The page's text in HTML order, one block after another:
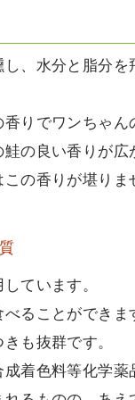
、水分と脂分を
りでワンちゃん
の良い香りが広
の香りが堪りま
ています。
ることができま
も抜群です。
着色料等化学